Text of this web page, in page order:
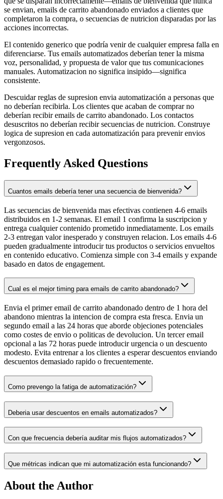
se envian, emails de carrito abandonado enviados a clientes que
completaron la compra, o secuencias de nutricion disparadas por las
acciones incorrectas.
El contenido generico que podría venir de cualquier empresa falla en
diferenciarse. Tus emails automatizados deberían tener la misma
voz, personalidad, y propuesta de valor que tus comunicaciones
manuales. Automatizacion no significa insipido—significa
consistente.
Descuidar reglas de supresion envia automatización a personas que
no deberían recibirla. Los clientes que acaban de comprar no
deberían recibir emails de carrito abandonado. Los contactos
desuscritos no deberían recibir secuencias de nutricion. Construye
logica de supresion en cada automatización para prevenir envios
vergonzosos.
Frequently Asked Questions
Cuantos emails debería tener una secuencia de bienvenida?
Las secuencias de bienvenida mas efectivas contienen 4-6 emails
distribuidos en 1-2 semanas. El email 1 confirma la suscripcion y
entrega cualquier contenido prometido inmediatamente. Los emails
2-3 entregan valor inesperado y construyen relacion. Los emails 4-6
pueden gradualmente introducir tus productos o servicios envueltos
en contenido educativo. Comienza simple con 3-4 emails y expande
basado en datos de engagement.
Cual es el mejor timing para emails de carrito abandonado?
Envia el primer email de carrito abandonado dentro de 1 hora del
abandono mientras la intencion de compra esta fresca. Envia un
segundo email a las 24 horas que aborde objeciones potenciales
como costes de envio o politicas de devolucion. Un tercer email
opcional a las 72 horas puede introducir urgencia o un descuento
modesto. Evita entrenar a los clientes a esperar descuentos enviando
descuentos demasiado rapido o frecuentemente.
Como prevengo la fatiga de automatización?
Deberia usar descuentos en emails automatizados?
Con que frecuencia debería auditar mis flujos automatizados?
Que métricas indican que mi automatización esta funcionando?
About the Author